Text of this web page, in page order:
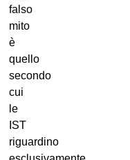
falso
mito
è
quello
secondo
cui
le
IST
riguardino